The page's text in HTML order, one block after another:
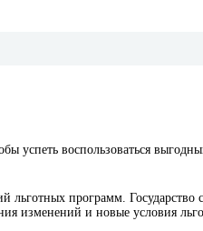
успеть воспользоваться
программ. Государство
изменений и новые условия